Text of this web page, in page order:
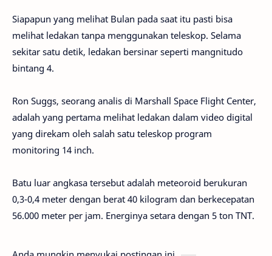
Siapapun yang melihat Bulan pada saat itu pasti bisa
melihat ledakan tanpa menggunakan teleskop. Selama
sekitar satu detik, ledakan bersinar seperti mangnitudo
bintang 4.
Ron Suggs, seorang analis di Marshall Space Flight Center,
adalah yang pertama melihat ledakan dalam video digital
yang direkam oleh salah satu teleskop program
monitoring 14 inch.
Batu luar angkasa tersebut adalah meteoroid berukuran
0,3-0,4 meter dengan berat 40 kilogram dan berkecepatan
56.000 meter per jam. Energinya setara dengan 5 ton TNT.